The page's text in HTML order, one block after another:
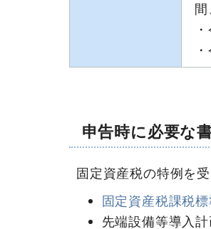
申告時に必要な
固定資産税の特例を
固定資産税課税
先端設備等導入